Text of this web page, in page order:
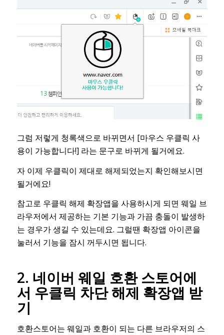
그럼 저렇게 청록색으로 바뀌면서 [마우스 우클릭 사
용이 가능합니다!] 라는 문구로 바뀌게 될거에요.
자 이제 우클릭이 제대로 해제되었는지 확인해보시면
될거에요!
참고로 우클릭 해제 확장앱을 사용하시게 되면 웨일 브
라우저에서 제공하는 기본 기능과 가끔 충돌이 발생하
는 경우가 생길 수 있는데요. 그럴땐 확장앱 아이콘을
눌러서 기능을 잠시 꺼두시면 됩니다.
2. 네이버 웨일 호환 스토어에
서 우클릭 차단 해제 확장앱 받
기
호환스토어는 웨일과 호환이 되는 다른 브라우저의 스